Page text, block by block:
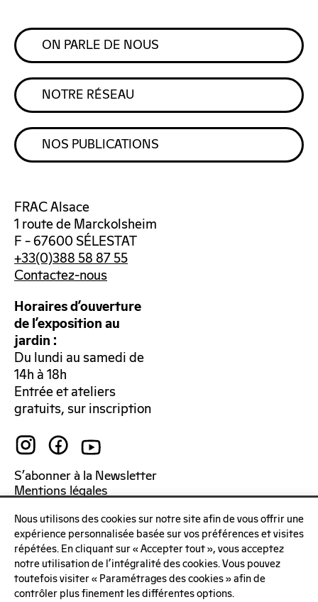
ON PARLE DE NOUS
NOTRE RÉSEAU
NOS PUBLICATIONS
FRAC Alsace
1 route de Marckolsheim
F – 67600 SÉLESTAT
+33(0)388 58 87 55
Contactez-nous
Horaires d’ouverture
de l’exposition au
jardin :
Du lundi au samedi de
14h à 18h
Entrée et ateliers
gratuits, sur inscription
S’abonner à la Newsletter
Mentions légales
Nous utilisons des cookies sur notre site afin de vous offrir une
expérience personnalisée basée sur vos préférences et visites
répétées. En cliquant sur « Accepter tout », vous acceptez
notre utilisation de l'intégralité des cookies. Vous pouvez
toutefois visiter « Paramétrages des cookies » afin de
contrôler plus finement les différentes options.